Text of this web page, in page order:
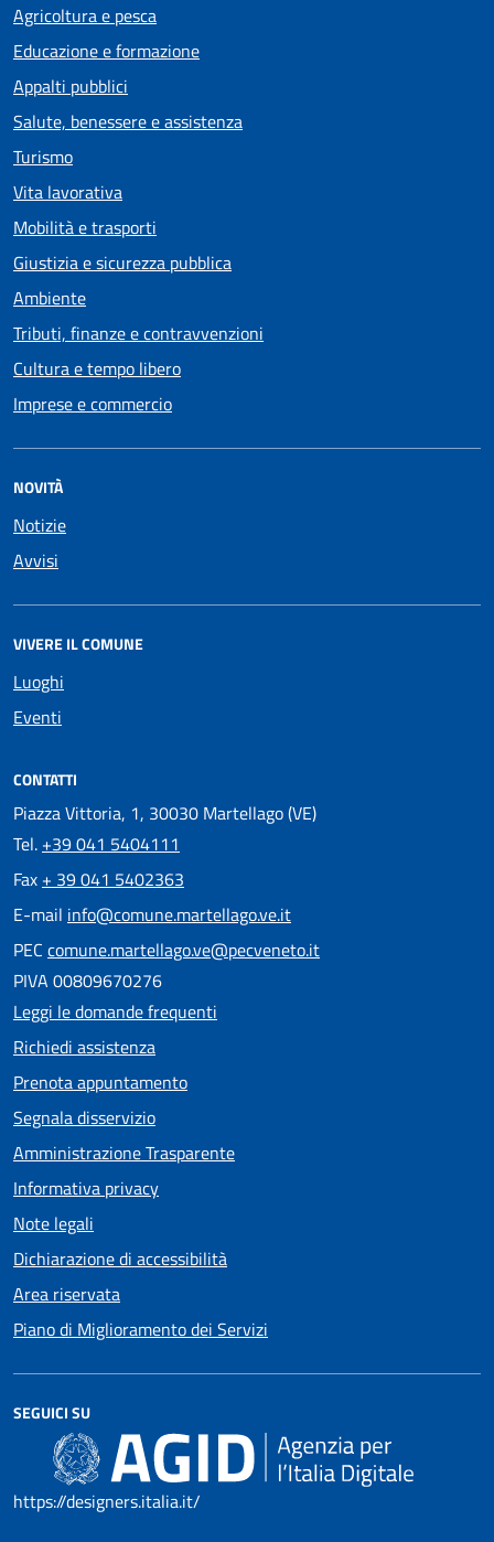
Agricoltura e pesca
Educazione e formazione
Appalti pubblici
Salute, benessere e assistenza
Turismo
Vita lavorativa
Mobilità e trasporti
Giustizia e sicurezza pubblica
Ambiente
Tributi, finanze e contravvenzioni
Cultura e tempo libero
Imprese e commercio
NOVITÀ
Notizie
Avvisi
VIVERE IL COMUNE
Luoghi
Eventi
CONTATTI
Piazza Vittoria, 1, 30030 Martellago (VE)
Tel. +39 041 5404111
Fax + 39 041 5402363
E-mail info@comune.martellago.ve.it
PEC comune.martellago.ve@pecveneto.it
PIVA 00809670276
Leggi le domande frequenti
Richiedi assistenza
Prenota appuntamento
Segnala disservizio
Amministrazione Trasparente
Informativa privacy
Note legali
Dichiarazione di accessibilità
Area riservata
Piano di Miglioramento dei Servizi
SEGUICI SU
https://designers.italia.it/